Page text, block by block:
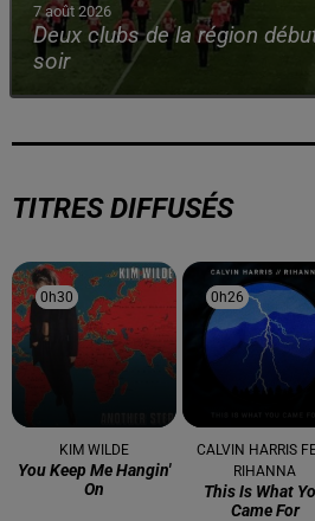
7 août 2026
Deux clubs de la région
soir
TITRES DIFFUSÉS
0h30
0h30
KIM WILDE
You Keep Me Hangin'
On
0h26
0h26
CALVIN HARRIS
RIHANNA
This Is What
Came For